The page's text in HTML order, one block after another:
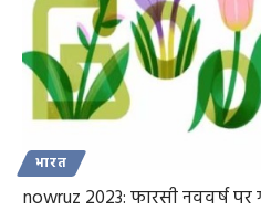
भारत
nowruz 2023: फारसी नववर्ष